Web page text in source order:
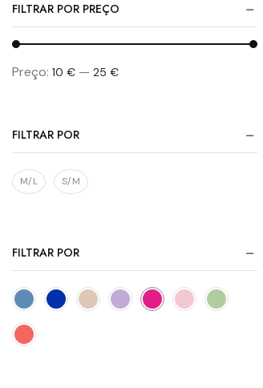
FILTRAR POR PREÇO
Preço: 10 € — 25 €
FILTRAR POR
M/L S/M
FILTRAR POR